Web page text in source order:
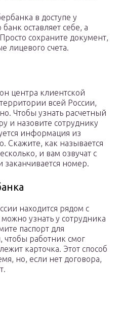
в доступе у
оставляет себе, а
сохраните документ,
лицевого счета.
центра клиентской
всей России,
Чтобы узнать расчетный
и назовите сотруднику
информация из
Скажите, как называется
и вам озвучат с
заканчивается номер.
находится рядом с
узнать у сотрудника
паспорт для
чтобы работник смог
карточка. Этот способ
но, если нет договора,